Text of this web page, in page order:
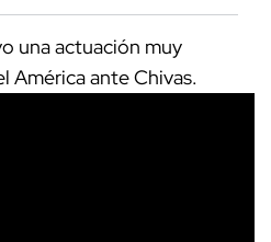
una actuación muy
América ante Chivas.